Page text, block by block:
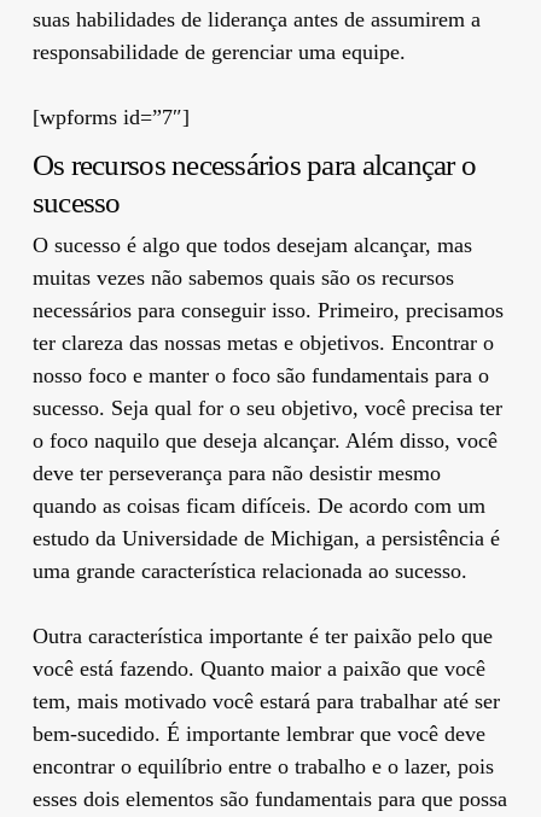
suas habilidades de liderança antes de assumirem a
responsabilidade de gerenciar uma equipe.
[wpforms id=”7″]
Os recursos necessários para alcançar o
sucesso
O sucesso é algo que todos desejam alcançar, mas
muitas vezes não sabemos quais são os recursos
necessários para conseguir isso. Primeiro, precisamos
ter clareza das nossas metas e objetivos. Encontrar o
nosso foco e manter o foco são fundamentais para o
sucesso. Seja qual for o seu objetivo, você precisa ter
o foco naquilo que deseja alcançar. Além disso, você
deve ter perseverança para não desistir mesmo
quando as coisas ficam difíceis. De acordo com um
estudo da Universidade de Michigan, a persistência é
uma grande característica relacionada ao sucesso.
Outra característica importante é ter paixão pelo que
você está fazendo. Quanto maior a paixão que você
tem, mais motivado você estará para trabalhar até ser
bem-sucedido. É importante lembrar que você deve
encontrar o equilíbrio entre o trabalho e o lazer, pois
esses dois elementos são fundamentais para que possa